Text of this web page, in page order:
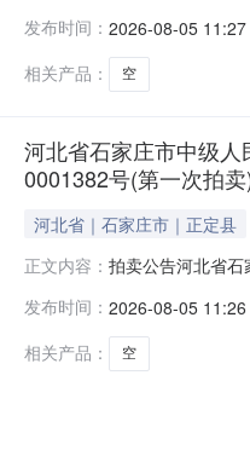
产权第0001382号
发布时间： 2026-08-05 11:27
相关产品：
空
河北省石家庄市中级
0001382号(第一次拍
河北省｜石家庄市｜正定县
正文内容： 拍卖公告河北省
产权第0001382号
发布时间： 2026-08-05 11:26
相关产品：
空